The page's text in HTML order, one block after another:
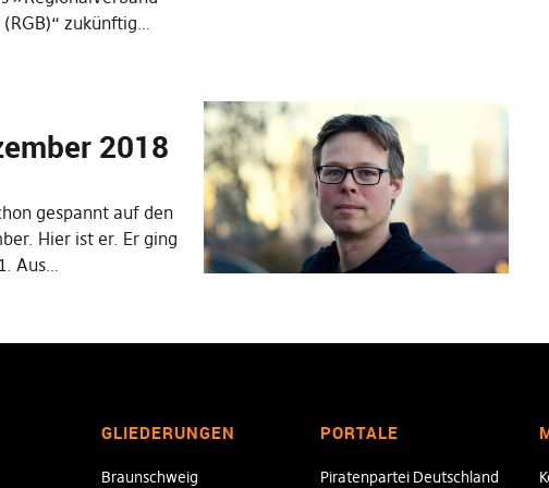
zukünftig…
2018
gespannt auf den
Hier ist er. Er ging
Aus…
GLIEDERUNGEN
Braunschweig
PORTALE
Piratenpartei Deutschland